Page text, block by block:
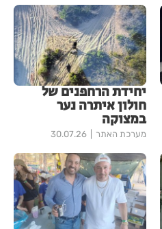
יחידת הרחפנים של
חולון איתרה נער
במצוקה
מערכת האתר 30.07.26